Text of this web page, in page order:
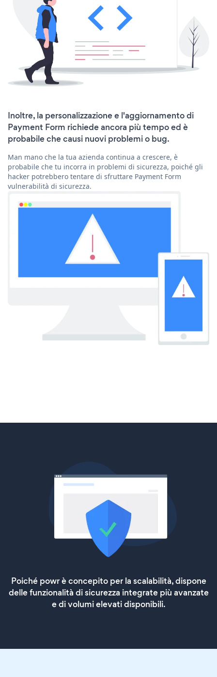
Inoltre, la personalizzazione e l'aggiornamento di
Payment Form richiede ancora più tempo ed è
probabile che causi nuovi problemi o bug.
Man mano che la tua azienda continua a crescere, è
probabile che tu incorra in problemi di sicurezza, poiché gli
hacker potrebbero tentare di sfruttare Payment Form
vulnerabilità di sicurezza.
Poiché powr è concepito per la scalabilità, dispone
delle funzionalità di sicurezza integrate più avanzate
e di volumi elevati disponibili.